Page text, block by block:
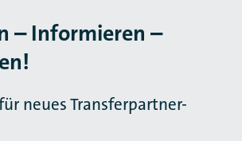
– Informieren –
neues Transferpartner-